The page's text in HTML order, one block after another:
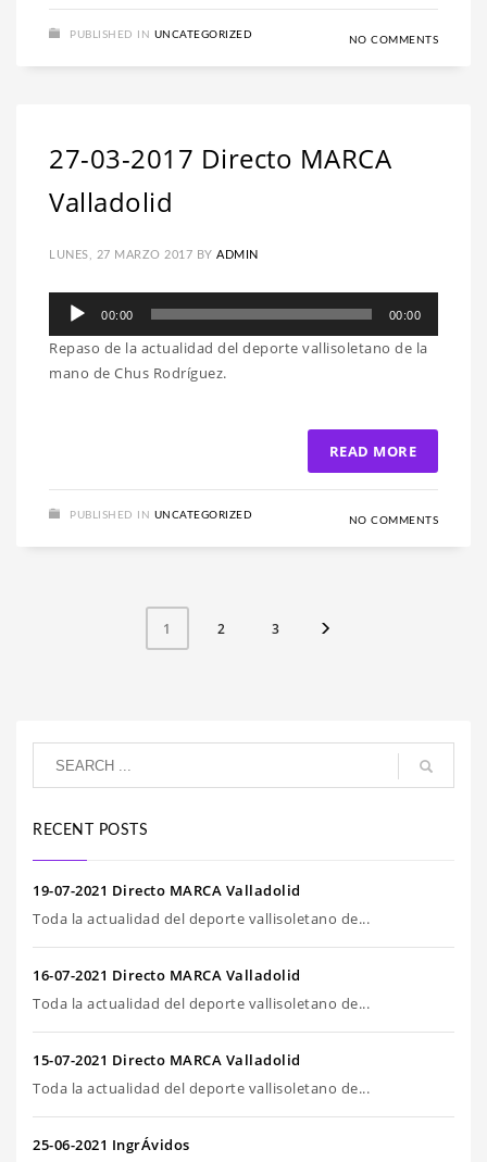
PUBLISHED IN UNCATEGORIZED NO COMMENTS
27-03-2017 Directo MARCA
Valladolid
LUNES, 27 MARZO 2017 BY ADMIN
Reproductor
audio
00:00 00:00
Repaso de la actualidad del deporte vallisoletano de la
mano de Chus Rodríguez.
READ MORE
PUBLISHED IN UNCATEGORIZED NO COMMENTS
1 2 3
RECENT POSTS
19-07-2021 Directo MARCA Valladolid
Toda la actualidad del deporte vallisoletano de...
16-07-2021 Directo MARCA Valladolid
Toda la actualidad del deporte vallisoletano de...
15-07-2021 Directo MARCA Valladolid
Toda la actualidad del deporte vallisoletano de...
25-06-2021 IngrÁvidos